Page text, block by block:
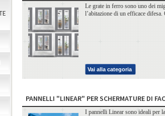
Le grate in ferro sono uno dei
l’abitazione di un efficace
Vai alla categoria
PANNELLI "LINEAR" PER SCHERMATURE DI
I pannelli Linear sono ideali per